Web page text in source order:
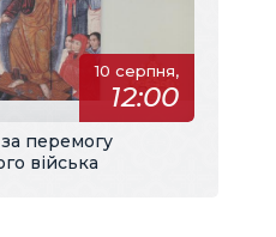
10 серпня,
12:00
перемогу
війська